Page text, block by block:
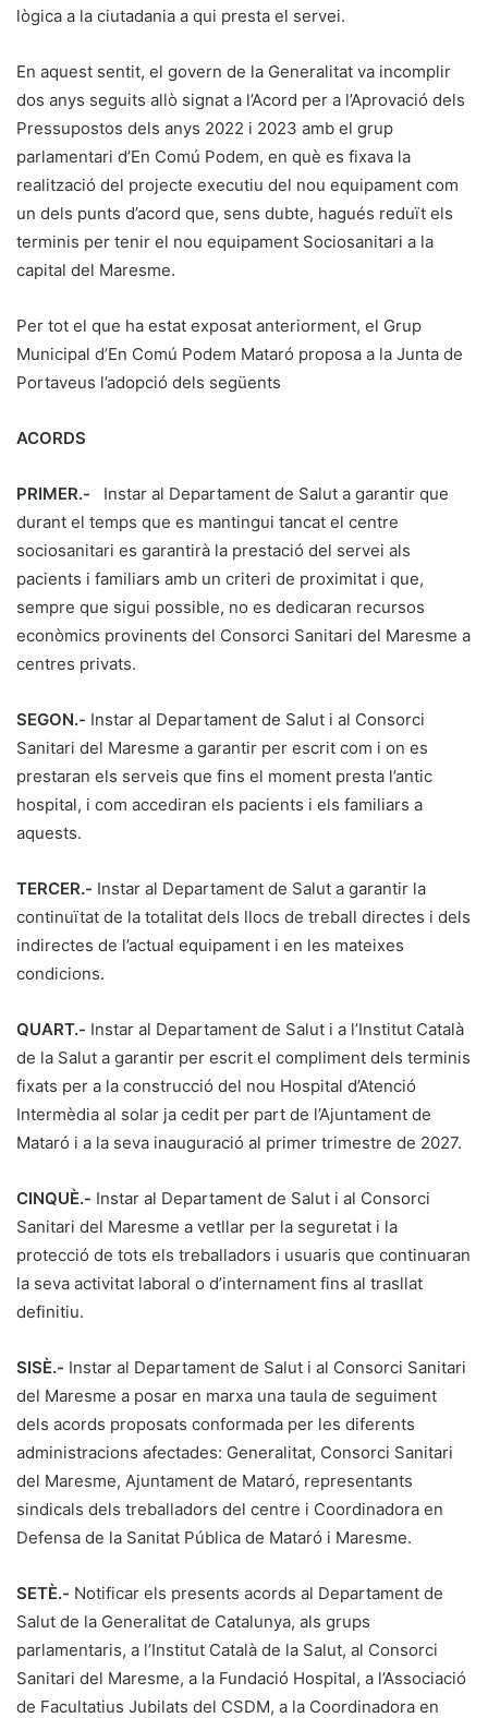
lògica a la ciutadania a qui presta el servei.
En aquest sentit, el govern de la Generalitat va incomplir
dos anys seguits allò signat a l’Acord per a l’Aprovació dels
Pressupostos dels anys 2022 i 2023 amb el grup
parlamentari d’En Comú Podem, en què es fixava la
realització del projecte executiu del nou equipament com
un dels punts d’acord que, sens dubte, hagués reduït els
terminis per tenir el nou equipament Sociosanitari a la
capital del Maresme.
Per tot el que ha estat exposat anteriorment, el Grup
Municipal d’En Comú Podem Mataró proposa a la Junta de
Portaveus l’adopció dels següents
ACORDS
PRIMER.-
Instar al Departament de Salut a garantir que
durant el temps que es mantingui tancat el centre
sociosanitari es garantirà la prestació del servei als
pacients i familiars amb un criteri de proximitat i que,
sempre que sigui possible, no es dedicaran recursos
econòmics provinents del Consorci Sanitari del Maresme a
centres privats.
SEGON.- Instar al Departament de Salut i al Consorci
Sanitari del Maresme a garantir per escrit com i on es
prestaran els serveis que fins el moment presta l’antic
hospital, i com accediran els pacients i els familiars a
aquests.
TERCER.- Instar al Departament de Salut a garantir la
continuïtat de la totalitat dels llocs de treball directes i dels
indirectes de l’actual equipament i en les mateixes
condicions.
QUART.- Instar al Departament de Salut i a l’Institut Català
de la Salut a garantir per escrit el compliment dels terminis
fixats per a la construcció del nou Hospital d’Atenció
Intermèdia al solar ja cedit per part de l’Ajuntament de
Mataró i a la seva inauguració al primer trimestre de 2027.
CINQUÈ.- Instar al Departament de Salut i al Consorci
Sanitari del Maresme a vetllar per la seguretat i la
protecció de tots els treballadors i usuaris que continuaran
la seva activitat laboral o d’internament fins al trasllat
definitiu.
SISÈ.- Instar al Departament de Salut i al Consorci Sanitari
del Maresme a posar en marxa una taula de seguiment
dels acords proposats conformada per les diferents
administracions afectades: Generalitat, Consorci Sanitari
del Maresme, Ajuntament de Mataró, representants
sindicals dels treballadors del centre i Coordinadora en
Defensa de la Sanitat Pública de Mataró i Maresme.
SETÈ.- Notificar els presents acords al Departament de
Salut de la Generalitat de Catalunya, als grups
parlamentaris, a l’Institut Català de la Salut, al Consorci
Sanitari del Maresme, a la Fundació Hospital, a l’Associació
de Facultatius Jubilats del CSDM, a la Coordinadora en